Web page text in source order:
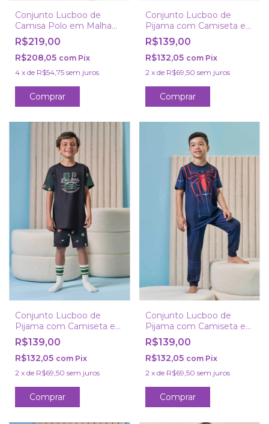
Conjunto Lucboo de
Camisa Polo em Malha
Mesclada e Bermuda
com Elastano
R$219,00
R$208,05 com Pix
4 x de R$54,75 sem juros
Comprar
Conjunto Lucboo de
Pijama com Camiseta e
Calça em Malha Fresh
R$139,00
R$132,05 com Pix
2 x de R$69,50 sem juros
Comprar
Conjunto Lucboo de
Pijama com Camiseta e
Bermuda em Malha
Fresh
R$139,00
R$132,05 com Pix
2 x de R$69,50 sem juros
Comprar
Conjunto Lucboo de
Pijama com Camiseta e
Calça em Malha Power
R$139,00
R$132,05 com Pix
2 x de R$69,50 sem juros
Comprar